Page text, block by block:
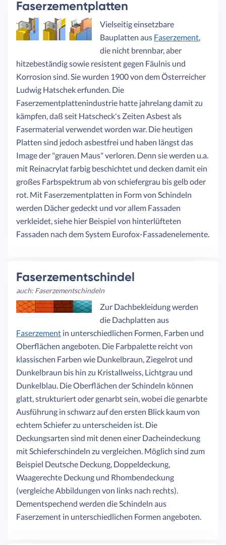
Faserzementplatten
Vielseitig einsetzbare
Bauplatten aus Faserzement,
die nicht brennbar, aber
hitzebeständig sowie resistent gegen Fäulnis und
Korrosion sind. Sie wurden 1900 von dem Österreicher
Ludwig Hatschek erfunden. Die
Faserzementplattenindustrie hatte jahrelang damit zu
kämpfen, daß seit Hatscheck's Zeiten Asbest als
Fasermaterial verwendet worden war. Die heutigen
Platten sind jedoch asbestfrei und haben längst das
Image der "grauen Maus" verloren. Denn sie werden u.a.
mit Reinacrylat farbig beschichtet und decken damit ein
großes Farbspektrum ab von schiefergrau bis gelb oder
rot. Mit Faserzementplatten in Form von Schindeln
werden Dächer gedeckt und vor allem Fassaden
verkleidet, siehe hier Beispiel von hinterlüfteten
Fassaden nach dem System Eurofox-Fassadenelemente.
Faserzementschindel
auch: Faserzementschindeln
Zur Dachbekleidung werden
die Dachplatten aus
Faserzement in unterschiedlichen Formen, Farben und
Oberflächen angeboten. Die Farbpalette reicht von
klassischen Farben wie Dunkelbraun, Ziegelrot und
Dunkelbraun bis hin zu Kristallweiss, Lichtgrau und
Dunkelblau. Die Oberflächen der Schindeln können
glatt, strukturiert oder genarbt sein, wobei die genarbte
Ausführung in schwarz auf den ersten Blick kaum von
echtem Schiefer zu unterscheiden ist. Die
Deckungsarten sind mit denen einer Dacheindeckung
mit Schieferschindeln zu vergleichen. Möglich sind zum
Beispiel Deutsche Deckung, Doppeldeckung,
Waagerechte Deckung und Rhombendeckung
(vergleiche Abbildungen von links nach rechts).
Dementspechend werden die Schindeln aus
Faserzement in unterschiedlichen Formen angeboten.